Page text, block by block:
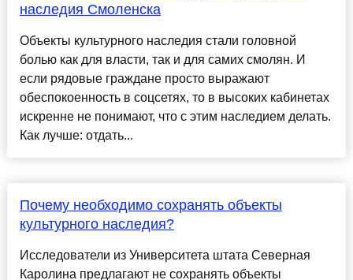
наследия Смоленска
Объекты культурного наследия стали головной
болью как для власти, так и для самих смолян. И
если рядовые граждане просто выражают
обеспокоенность в соцсетях, то в высоких кабинетах
искренне не понимают, что с этим наследием делать.
Как лучше: отдать...
Почему необходимо сохранять объекты
культурного наследия?
Исследователи из Университета штата Северная
Каролина предлагают не сохранять объекты